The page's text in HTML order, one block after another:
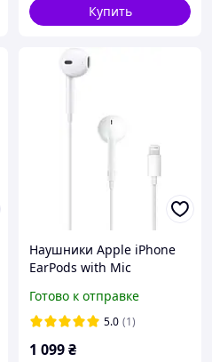
Купить
Наушники Apple iPhone
EarPods with Mic
Готово к отправке
5.0 (1)
1 099₴